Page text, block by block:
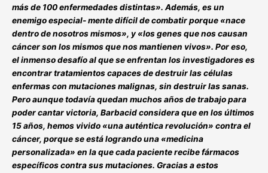
más de 100 enfermedades distintas». Además, es un
enemigo especial- mente difícil de combatir porque «nace
dentro de nosotros mismos», y «los genes que nos causan
cáncer son los mismos que nos mantienen vivos». Por eso,
el inmenso desafío al que se enfrentan los investigadores es
encontrar tratamientos capaces de destruir las células
enfermas con mutaciones malignas, sin destruir las sanas.
Pero aunque todavía quedan muchos años de trabajo para
poder cantar victoria, Barbacid considera que en los últimos
15 años, hemos vivido «una auténtica revolución» contra el
cáncer, porque se está logrando una «medicina
personalizada» en la que cada paciente recibe fármacos
específicos contra sus mutaciones. Gracias a estos